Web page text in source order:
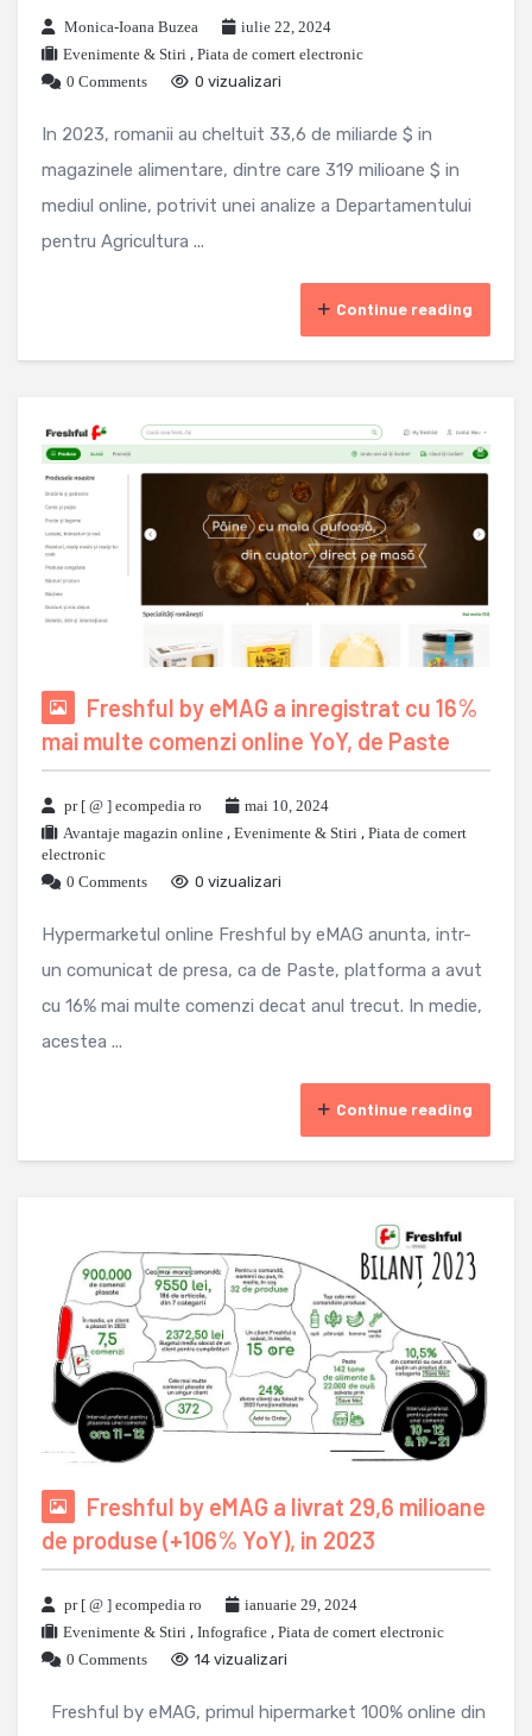
Monica-Ioana Buzea
iulie 22, 2024
Evenimente & Stiri , Piata de comert electronic
0 Comments
0 vizualizari
In 2023, romanii au cheltuit 33,6 de miliarde $ in
magazinele alimentare, dintre care 319 milioane $ in
mediul online, potrivit unei analize a Departamentului
pentru Agricultura ...
Continue reading
Freshful by eMAG a inregistrat cu 16%
mai multe comenzi online YoY, de Paste
pr [ @ ] ecompedia ro
mai 10, 2024
Avantaje magazin online , Evenimente & Stiri , Piata de comert
electronic
0 Comments
0 vizualizari
Hypermarketul online Freshful by eMAG anunta, intr-
un comunicat de presa, ca de Paste, platforma a avut
cu 16% mai multe comenzi decat anul trecut. In medie,
acestea ...
Continue reading
Freshful by eMAG a livrat 29,6 milioane
de produse (+106% YoY), in 2023
pr [ @ ] ecompedia ro
ianuarie 29, 2024
Evenimente & Stiri , Infografice , Piata de comert electronic
0 Comments
14 vizualizari
Freshful by eMAG, primul hipermarket 100% online din